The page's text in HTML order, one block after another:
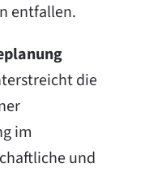
entfallen.
die
im
und